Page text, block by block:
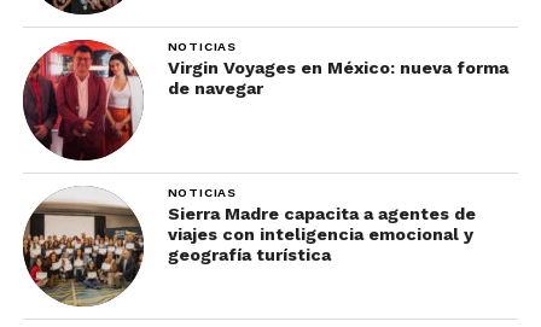
NOTICIAS
Virgin Voyages en México: nueva forma
de navegar
NOTICIAS
Sierra Madre capacita a agentes de
viajes con inteligencia emocional y
geografía turística